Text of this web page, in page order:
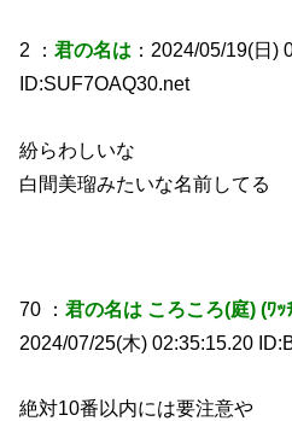
2 ：君の名は ：2024/05/19(日)
ID:SUF7OAQ30.net
紛らわしいな
白間美瑠みたいな名前してる
70 ：君の名は ころころ(庭) (ﾜ
2024/07/25(木) 02:35:15.20
絶対10番以内には要注意や